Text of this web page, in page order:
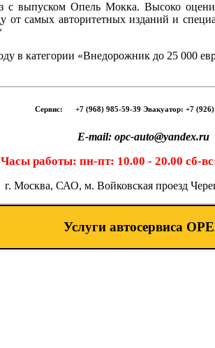
с выпуском Опель Мокка. Высоко
самых авторитетных изданий и
категории «Внедорожник до 25 000
Сервис: +7 (968) 985-59-39 Эвакуатор: +7
E-mail: opc-auto@yandex.ru
Часы работы: пн-пт: 10.00 - 20.00 сб-
г. Москва, САО, м. Войковская проезд
Услуги автосервиса